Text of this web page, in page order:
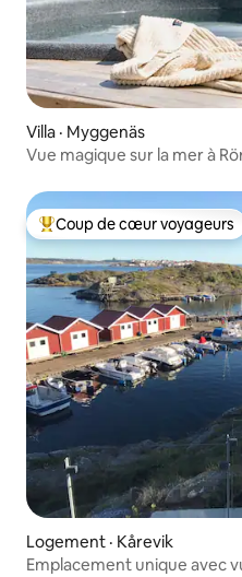
Villa · Myggenäs
Vue magique sur la mer à
Coup de cœur voyageurs
Coup de cœur voyageurs
Logement · Kårevik
Emplacement unique avec